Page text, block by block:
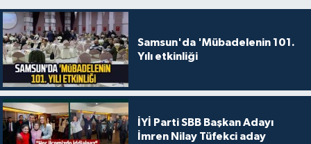
Samsun'da 'Mübadelenin 101.
Yılı etkinliği
İYİ Parti SBB Başkan Adayı
İmren Nilay Tüfekci aday